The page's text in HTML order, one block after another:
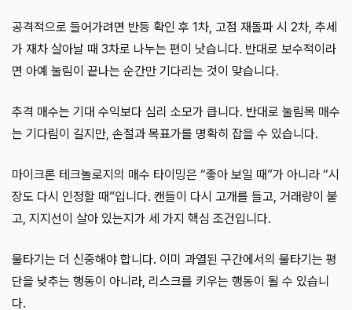
공격적으로 들어가려면 반등 확인 후 1차, 고점 재돌파 시 2차, 추세
가 재차 살아날 때 3차로 나누는 편이 낫습니다. 반대로 보수적이라
면 아예 눌림이 끝나는 순간만 기다리는 것이 맞습니다.
추격 매수는 기대 수익보다 심리 소모가 큽니다. 반대로 눌림목 매수
는 기다림이 길지만, 손절과 목표가를 명확히 잡을 수 있습니다.
마이크론 테크놀로지의 매수 타이밍은 “좋아 보일 때”가 아니라 “시
장도 다시 인정할 때”입니다. 캔들이 다시 고개를 들고, 거래량이 붙
고, 지지선이 살아 있는지가 세 가지 핵심 조건입니다.
물타기는 더 신중해야 합니다. 이미 과열된 구간에서의 물타기는 평
단을 낮추는 행동이 아니라, 리스크를 키우는 행동이 될 수 있습니
다.